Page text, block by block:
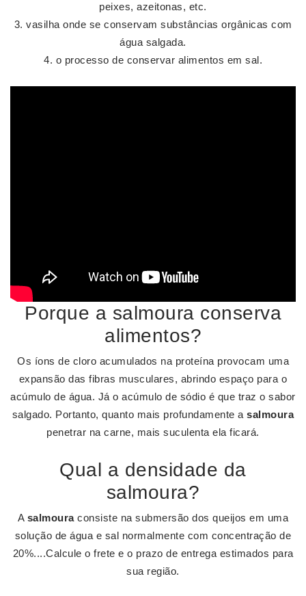
peixes, azeitonas, etc.
vasilha onde se conservam substâncias orgânicas com
água salgada.
o processo de conservar alimentos em sal.
Porque a salmoura conserva
alimentos?
Os íons de cloro acumulados na proteína provocam uma
expansão das fibras musculares, abrindo espaço para o
acúmulo de água. Já o acúmulo de sódio é que traz o sabor
salgado. Portanto, quanto mais profundamente asalmoura
penetrar na carne, mais suculenta ela ficará.
Qual a densidade da
salmoura?
A salmouraconsiste na submersão dos queijos em uma
solução de água e sal normalmente com concentração de
20%....Calcule o frete e o prazo de entrega estimados para
sua região.